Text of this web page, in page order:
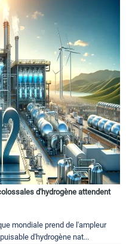
d'hydrogène attendent
mondiale prend de l'ampleur
d'hydrogène nat...